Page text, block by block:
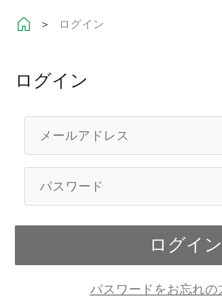
＞ ログイン
ログイン
パスワードをお忘れの